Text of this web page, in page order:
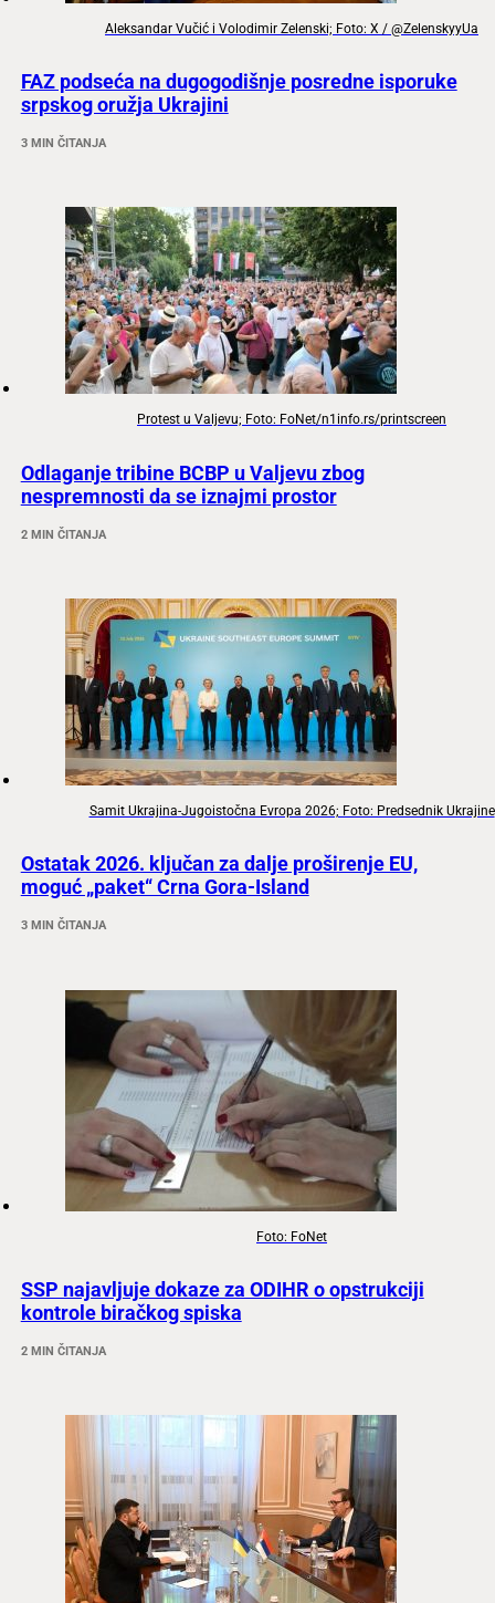
Aleksandar Vučić i Volodimir Zelenski; Foto: X / @ZelenskyyUa
FAZ podseća na dugogodišnje posredne isporuke
srpskog oružja Ukrajini
3 MIN ČITANJA
Protest u Valjevu; Foto: FoNet/n1info.rs/printscreen
Odlaganje tribine BCBP u Valjevu zbog
nespremnosti da se iznajmi prostor
2 MIN ČITANJA
Samit Ukrajina-Jugoistočna Evropa 2026; Foto: Predsednik Ukrajine
Ostatak 2026. ključan za dalje proširenje EU,
moguć „paket“ Crna Gora-Island
3 MIN ČITANJA
Foto: FoNet
SSP najavljuje dokaze za ODIHR o opstrukciji
kontrole biračkog spiska
2 MIN ČITANJA